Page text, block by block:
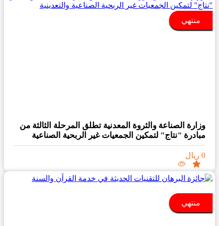
منتهي
وزارة الصناعة والثروة المعدنية تطلق المرحلة الثالثة من
مبادرة "نتاج" لتمكين الجمعيات غير الربحية الصناعية
والتعدينية
0 ريال
منتهي